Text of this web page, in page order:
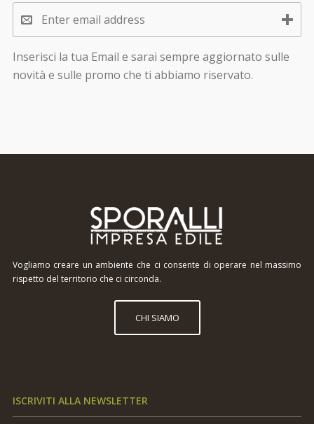
Inserisci la tua Email e sarai sempre aggiornato sulle
novità e sulle promo che ti abbiamo riservato.
Vogliamo creare un ambiente che ci consente di operare nel massimo
rispetto del territorio che ci circonda.
CHI SIAMO
ISCRIVITI ALLA NEWSLETTER